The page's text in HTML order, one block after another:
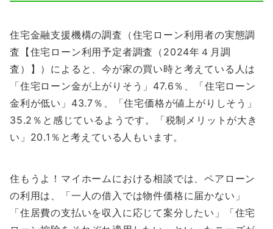
住宅金融支援機構の調査（住宅ローン利用者の実態調
査【住宅ローン利用予定者調査（2024年４月調
査）】）によると、今が家の買い時と考えている人は
「住宅ローン金が上がりそう」47.6％、「住宅ローン
金利が低い」43.7％、「住宅価格が値上がりしそう」
35.2％と感じているようです。「税制メリットが大き
い」20.1％と考えている人もいます。
住もうよ！マイホームにおける相談では、ペアローン
の利用は、「一人の借入では物件価格に届かない」
「住居費の支払いを収入に応じて案分したい」「住宅